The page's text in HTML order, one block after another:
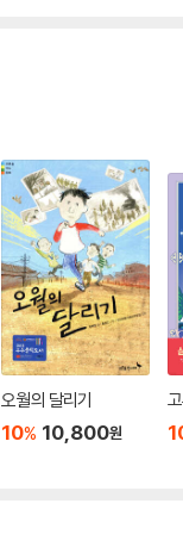
오월의 달리기
10% 10,800원